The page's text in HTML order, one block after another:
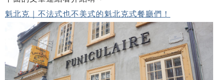
魁北克｜不法式也不美式的魁北克式餐廳們！